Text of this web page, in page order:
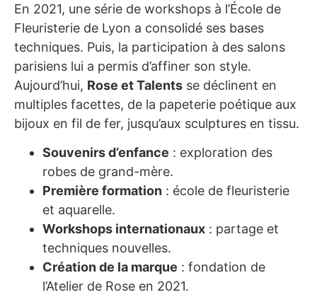
En 2021, une série de workshops à l’École de
Fleuristerie de Lyon a consolidé ses bases
techniques. Puis, la participation à des salons
parisiens lui a permis d’affiner son style.
Aujourd’hui, Rose et Talents se déclinent en
multiples facettes, de la papeterie poétique aux
bijoux en fil de fer, jusqu’aux sculptures en tissu.
Souvenirs d’enfance : exploration des
robes de grand-mère.
Première formation : école de fleuristerie
et aquarelle.
Workshops internationaux : partage et
techniques nouvelles.
Création de la marque : fondation de
l’Atelier de Rose en 2021.